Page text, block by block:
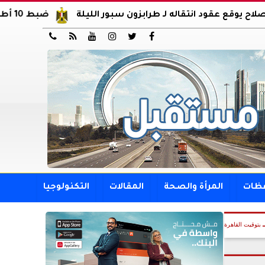
ضبط 10 أطنان أحشاء غير صالحة للاستهلاك الآدمي بالعمرانية انتقاله لـ طرابزون سبور الليلة






المرأة والصحة المقالات التكنولوجيا
بتوقيت القاهرة